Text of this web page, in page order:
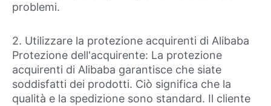
problemi.
2. Utilizzare la protezione acquirenti di Alibaba
Protezione dell'acquirente: La protezione
acquirenti di Alibaba garantisce che siate
soddisfatti dei prodotti. Ciò significa che la
qualità e la spedizione sono standard. Il cliente